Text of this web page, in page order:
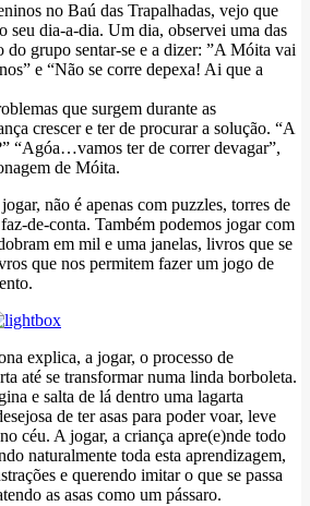
no Baú das Trapalhadas, vejo que
seu dia-a-dia. Um dia, observei uma das
do grupo sentar-se e a dizer: ”A Móita vai
e “Não se corre depexa! Ai que a
que surgem durante as
crescer e ter de procurar a solução. “A
“Agóa…vamos ter de correr devagar”,
de Móita.
não é apenas com puzzles, torres de
de-conta. Também podemos jogar com
em mil e uma janelas, livros que se
que nos permitem fazer um jogo de
explica, a jogar, o processo de
até se transformar numa linda borboleta.
e salta de lá dentro uma lagarta
de ter asas para poder voar, leve
céu. A jogar, a criança apre(e)nde todo
naturalmente toda esta aprendizagem,
e querendo imitar o que se passa
as asas como um pássaro.